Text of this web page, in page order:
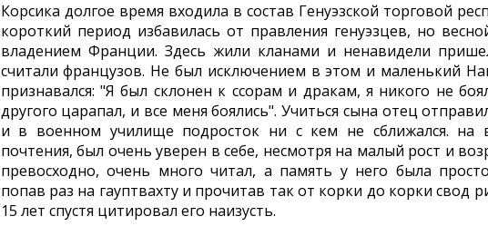
Корсика долгое время входила в состав Генуэзской торговой
короткий период избавилась от правления генуэзцев, но
владением Франции. Здесь жили кланами и ненавидели
считали французов. Не был исключением в этом и маленький
признавался: "Я был склонен к ссорам и дракам, я никого не
другого царапал, и все меня боялись". Учиться сына отец
и в военном училище подросток ни с кем не сближался. на
почтения, был очень уверен в себе, несмотря на малый рост и
превосходно, очень много читал, а память у него была
попав раз на гауптвахту и прочитав так от корки до корки свод
15 лет спустя цитировал его наизусть.